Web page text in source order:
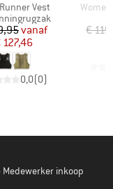
Vest
Prijs
Verlaagde prijs
vanaf
127,46
0,0(0)
Artikel
€
inkoop